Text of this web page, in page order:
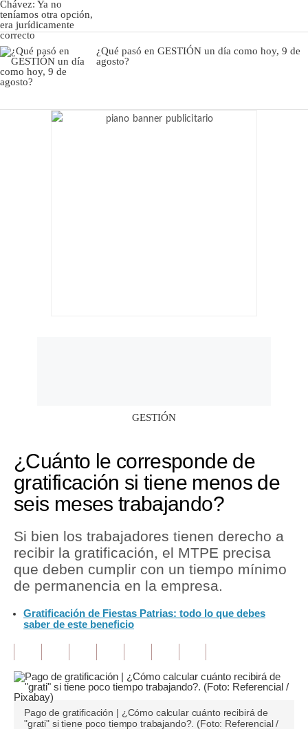
¿Qué pasó en GESTIÓN un día como hoy, 9 de
agosto?